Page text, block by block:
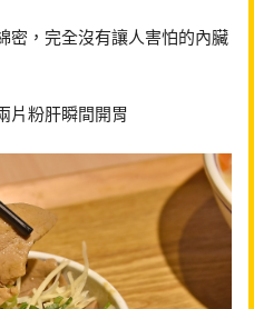
密，完全沒有讓人害怕的內臟
片粉肝瞬間開胃